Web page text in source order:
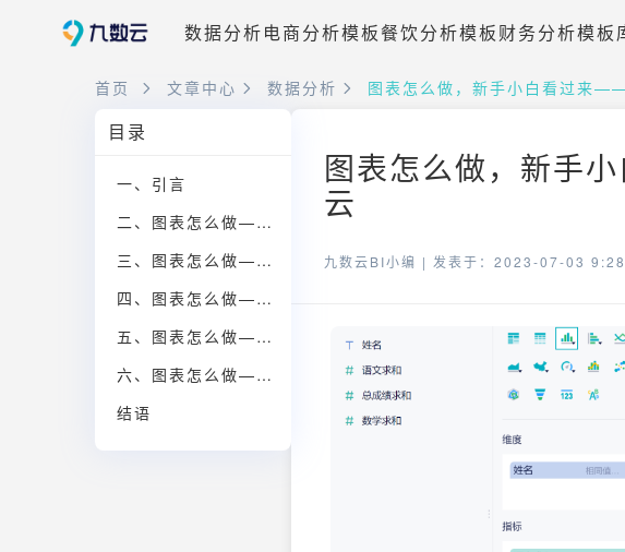
数据分析电商分析模板餐饮分析模板财务分析模板
首页 文章中心 数据分析 图表怎么做，新手小白看过来
目录
一、引言
二、图表怎么做——设计原则
三、图表怎么做——数据选择
四、图表怎么做——软件选择
五、图表怎么做——图表类型
六、图表怎么做——注意事项
结语
图表怎么做，新手
云
九数云BI小编 | 发表于：2023-07-03